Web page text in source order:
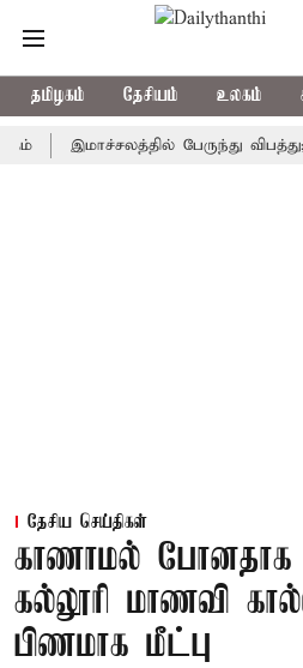
தமிழகம் தேசியம் உலகம்
இமாச்சலத்தில் பேருந்து விபத்து; 7
தேசிய செய்திகள்
காணாமல்
கல்லூரி மாணவி
பிணமாக மீட்பு